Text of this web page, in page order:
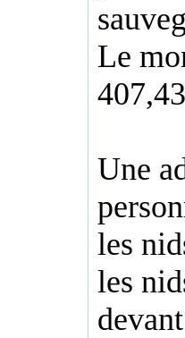
Le
Une
les
les